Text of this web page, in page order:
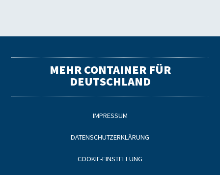
MEHR CONTAINER FÜR
DEUTSCHLAND
IMPRESSUM
DATENSCHUTZERKLÄRUNG
COOKIE-EINSTELLUNG